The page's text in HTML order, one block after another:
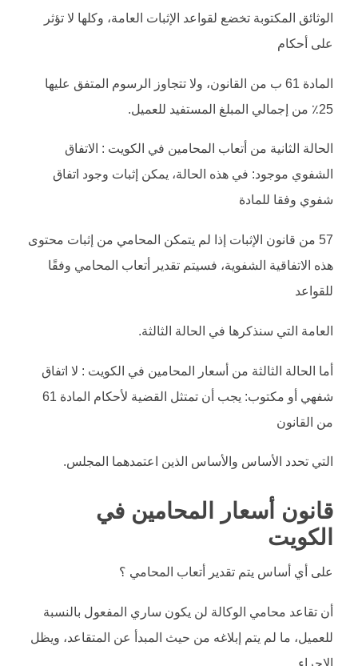
الوثائق المكتوبة تخضع لقواعد الإثبات العامة، وكلها لا تؤثر
على أحكام
المادة 61 ب من القانون، ولا تتجاوز الرسوم المتفق عليها
25٪ من إجمالي المبلغ المستفيد للعميل.
الحالة الثانية من أتعاب المحامين في الكويت : الاتفاق
الشفوي موجود: في هذه الحالة، يمكن إثبات وجود اتفاق
شفوي وفقا للمادة
57 من قانون الإثبات إذا لم يتمكن المحامي من إثبات محتوى
هذه الاتفاقية الشفوية، فسيتم تقدير أتعاب المحامي وفقًا
للقواعد
العامة التي سنذكرها في الحالة الثالثة.
أما الحالة الثالثة من أسعار المحامين في الكويت : لا اتفاق
شفهي أو مكتوب: يجب أن تمتثل القضية لأحكام المادة 61
من القانون
التي تحدد الأساس والأساس الذين اعتمدهما المجلس.
قانون أسعار المحامين في
الكويت
على أي أساس يتم تقدير أتعاب المحامي ؟
أن تقاعد محامي الوكالة لن يكون ساري المفعول بالنسبة
للعميل، ما لم يتم إبلاغه من حيث المبدأ عن المتقاعد، ويظل
الإجراء